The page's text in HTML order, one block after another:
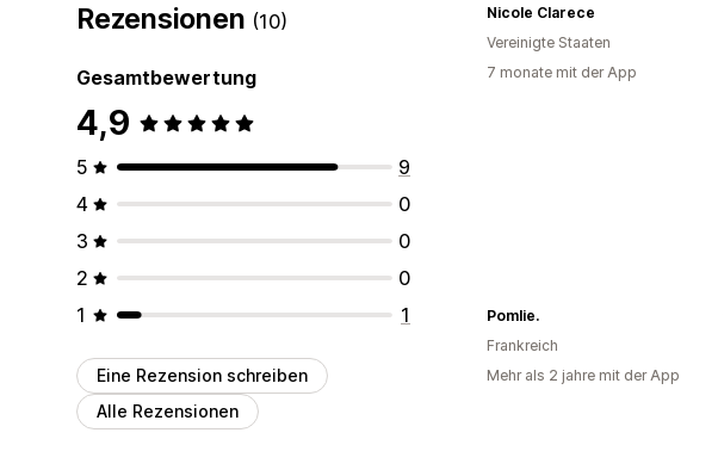
Rezensionen (10)
Gesamtbewertung
4,9
5
9
4
0
3
0
2
0
1
1
Eine Rezension schreiben
Alle Rezensionen
Nicole Clarece
Vereinigte Staaten
7 monate mit der App
Pomlie.
Frankreich
Mehr als 2 jahre mit der App